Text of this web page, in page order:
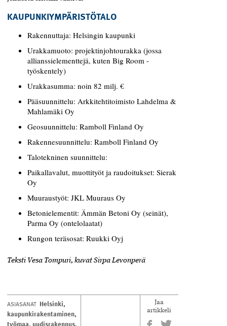
KAUPUNKIYMPÄRISTÖTALO
Rakennuttaja: Helsingin kaupunki
Urakkamuoto: projektinjohtourakka (jossa
allianssielementtejä, kuten Big Room -
työskentely)
Urakkasumma: noin 82 milj. €
Pääsuunnittelu: Arkkitehtitoimisto Lahdelma &
Mahlamäki Oy
Geosuunnittelu: Ramboll Finland Oy
Rakennesuunnittelu: Ramboll Finland Oy
Talotekninen suunnittelu:
Paikallavalut, muottityöt ja raudoitukset: Sierak
Oy
Muuraustyöt: JKL Muuraus Oy
Betonielementit: Ämmän Betoni Oy (seinät),
Parma Oy (ontelolaatat)
Rungon teräsosat: Ruukki Oyj
Teksti Vesa Tompuri, kuvat Sirpa Levonperä
ASIASANAT Helsinki,
kaupunkirakentaminen,
työmaa, uudisrakennus,
Jaa
artikkeli